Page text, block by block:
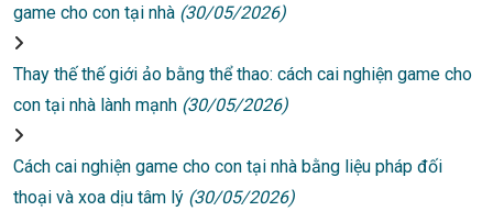
game cho con tại nhà (30/05/2026)
Thay thế thế giới ảo bằng thể thao: cách cai nghiện game cho
con tại nhà lành mạnh (30/05/2026)
Cách cai nghiện game cho con tại nhà bằng liệu pháp đối
thoại và xoa dịu tâm lý (30/05/2026)